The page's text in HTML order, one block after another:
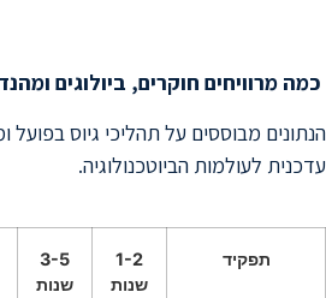
כמה מרוויחים חוקרים, ביולוגים
הנתונים מבוססים על תהליכי גיוס
עדכנית לעולמות הביוטכנולוגיה.
תפקיד
1-2
שנות
3-5
שנות